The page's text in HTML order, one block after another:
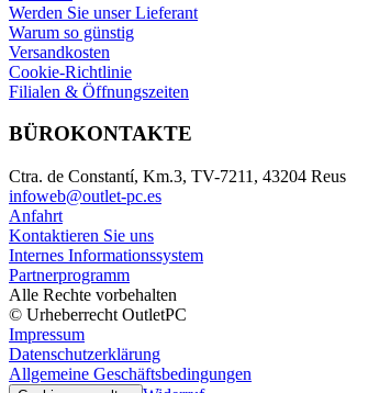
Werden Sie unser Lieferant
Warum so günstig
Versandkosten
Cookie-Richtlinie
Filialen & Öffnungszeiten
BÜROKONTAKTE
Ctra. de Constantí, Km.3, TV-7211, 43204 Reus
infoweb@outlet-pc.es
Anfahrt
Kontaktieren Sie uns
Internes Informationssystem
Partnerprogramm
Alle Rechte vorbehalten
© Urheberrecht OutletPC
Impressum
Datenschutzerklärung
Allgemeine Geschäftsbedingungen